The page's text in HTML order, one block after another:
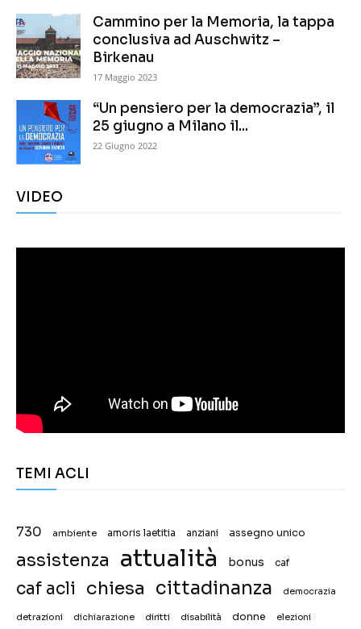
Cammino per la Memoria, la tappa
conclusiva ad Auschwitz –
Birkenau
17 Maggio 2023
“Un pensiero per la democrazia”, il
25 giugno a Milano il...
22 Giugno 2022
VIDEO
TEMI ACLI
730 ambiente amoris laetitia anziani assegno unico
assistenza attualità bonus caf
caf acli chiesa cittadinanza democrazia
detrazioni dichiarazione diritti disabilità donne elezioni